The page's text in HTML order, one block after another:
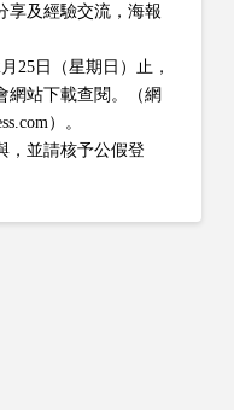
享及經驗交流，海報
25日（星期日）止，
網站下載查閱。（網
）。
，並請核予公假登